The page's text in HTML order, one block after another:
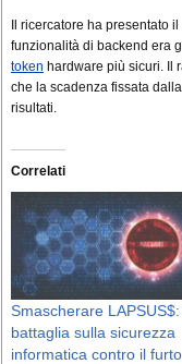
Il ricercatore ha presentato
funzionalità di backend era
token hardware più sicuri. Il
che la scadenza fissata
risultati.
Correlati
Smascherare LAPSUS$:
battaglia sulla sicurezza
informatica contro il furto